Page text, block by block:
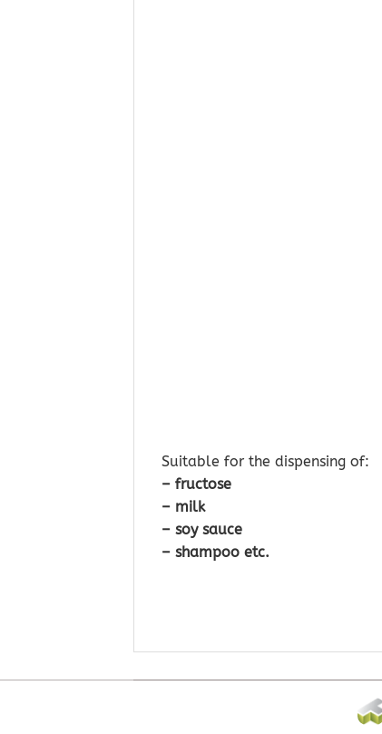
Suitable for the dispensing of:
– fructose
– milk
– soy sauce
– shampoo etc.